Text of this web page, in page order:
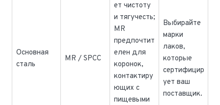
Основная
сталь
MR / SPCC
ет чистоту
и тягучесть;
MR
предпочтит
елен для
коронок,
контактиру
ющих с
пищевыми
Выбирайте
марки
лаков,
которые
сертифицир
ует ваш
поставщик.